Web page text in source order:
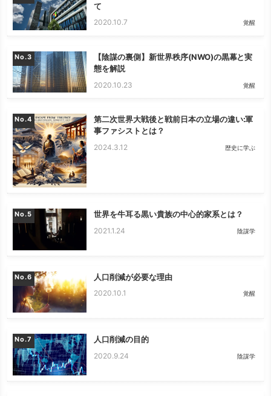
て
2020.10.7 覚醒
No.
【陰謀の裏側】新世界秩序(NWO)の黒幕と実
態を解説
2020.10.23 覚醒
No.
第二次世界大戦後と戦前日本の立場の違い:軍
事ファシストとは？
2024.3.12 歴史に学ぶ
No. 世界を牛耳る黒い貴族の中心的家系とは？
2021.1.24 陰謀学
No. 人口削減が必要な理由
2020.10.1 覚醒
No. 人口削減の目的
2020.9.24 陰謀学